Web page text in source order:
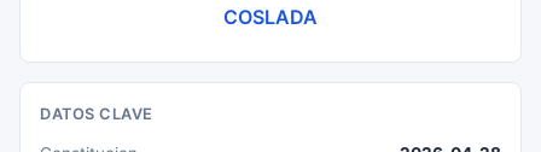
COSLADA
DATOS CLAVE